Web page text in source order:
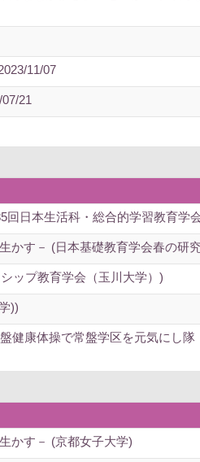
11/07
21
日本生活科・総合的学習教育学
かす－ (日本基礎教育学会春の研
ップ教育学会（玉川大学）)
))
健康体操で常盤学区を元気にし
かす－ (京都女子大学)